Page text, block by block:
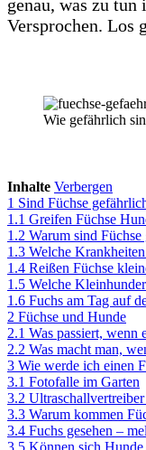
genau, was zu
Versprochen. Los
Wie gefährlich
Inhalte Verbergen
1 Sind Füchse
1.1 Greifen Füchse
1.2 Warum sind
1.3 Welche
1.4 Reißen Füchse
1.5 Welche
1.6 Fuchs am Tag auf
2 Füchse und Hunde
2.1 Was passiert, wenn
2.2 Was macht man,
3 Wie werde ich einen
3.1 Fotofalle im Garten
3.2
3.3 Warum kommen
3.4 Fuchs gesehen –